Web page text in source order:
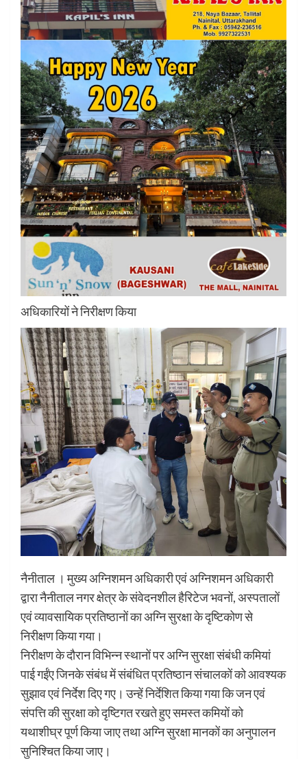
अधिकारियों ने निरीक्षण किया
नैनीताल । मुख्य अग्निशमन अधिकारी एवं अग्निशमन अधिकारी
द्वारा नैनीताल नगर क्षेत्र के संवेदनशील हैरिटेज भवनों, अस्पतालों
एवं व्यावसायिक प्रतिष्ठानों का अग्नि सुरक्षा के दृष्टिकोण से
निरीक्षण किया गया।
निरीक्षण के दौरान विभिन्न स्थानों पर अग्नि सुरक्षा संबंधी कमियां
पाई गईंए जिनके संबंध में संबंधित प्रतिष्ठान संचालकों को आवश्यक
सुझाव एवं निर्देश दिए गए। उन्हें निर्देशित किया गया कि जन एवं
संपत्ति की सुरक्षा को दृष्टिगत रखते हुए समस्त कमियों को
यथाशीघ्र पूर्ण किया जाए तथा अग्नि सुरक्षा मानकों का अनुपालन
सुनिश्चित किया जाए।